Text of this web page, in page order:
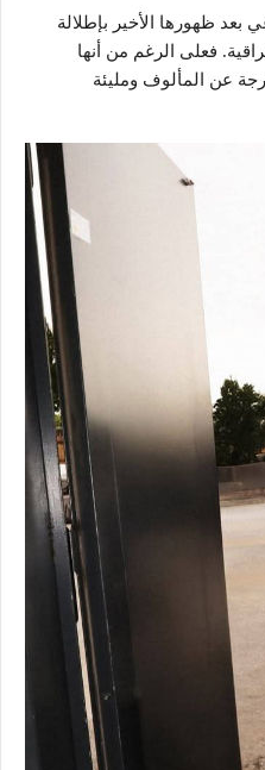
بعد ظهورها الأخير بإطلالة
فعلى الرغم من أنها
عن المألوف ومليئة